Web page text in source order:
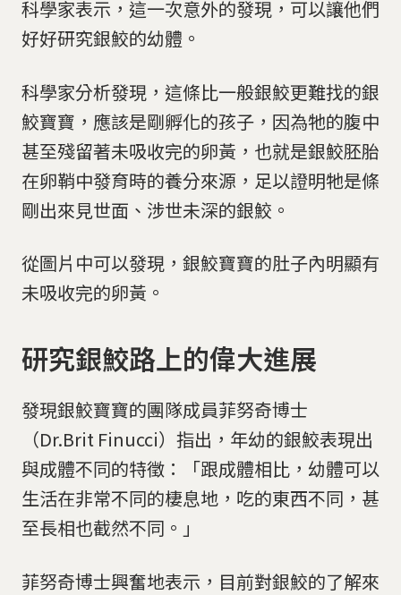
科學家表示，這一次意外的發現，可以讓他們
好好研究銀鮫的幼體。
科學家分析發現，這條比一般銀鮫更難找的銀
鮫寶寶，應該是剛孵化的孩子，因為牠的腹中
甚至殘留著未吸收完的卵黃，也就是銀鮫胚胎
在卵鞘中發育時的養分來源，足以證明牠是條
剛出來見世面、涉世未深的銀鮫。
從圖片中可以發現，銀鮫寶寶的肚子內明顯有
未吸收完的卵黃。
研究銀鮫路上的偉大進展
發現銀鮫寶寶的團隊成員菲努奇博士
（Dr.Brit Finucci）指出，年幼的銀鮫表現出
與成體不同的特徵：「跟成體相比，幼體可以
生活在非常不同的棲息地，吃的東西不同，甚
至長相也截然不同。」
菲努奇博士興奮地表示，目前對銀鮫的了解來